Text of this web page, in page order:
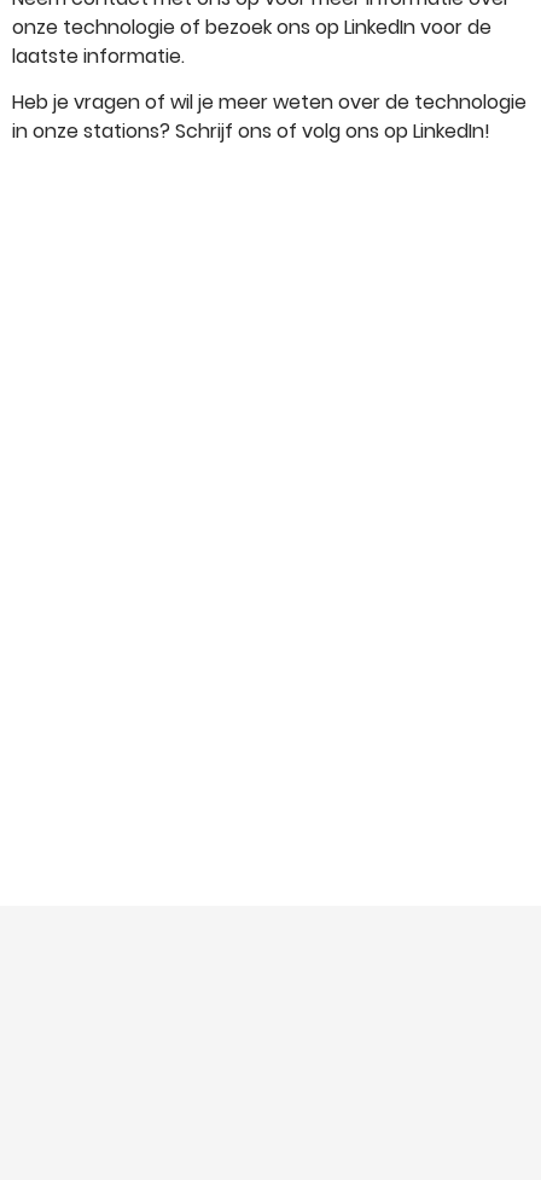
onze technologie of bezoek ons op LinkedIn voor de
laatste informatie.
Heb je vragen of wil je meer weten over de technologie
in onze stations? Schrijf ons of volg ons op LinkedIn!